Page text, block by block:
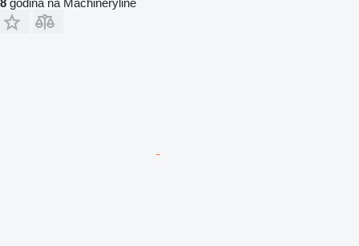
8 godina na Machineryline